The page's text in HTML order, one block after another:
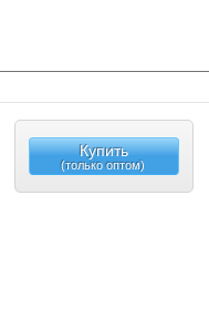
Купить
(только оптом)